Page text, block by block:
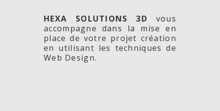
HEXA SOLUTIONS 3D vous
accompagne dans la mise en
place de votre projet création
en utilisant les techniques de
Web Design.